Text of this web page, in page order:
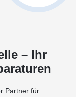
– Ihr
Partner für